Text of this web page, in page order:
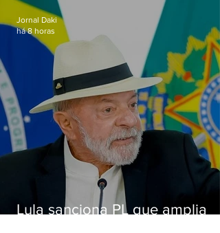
Lula sanciona PL que amplia
Jornal Daki
há 8 horas